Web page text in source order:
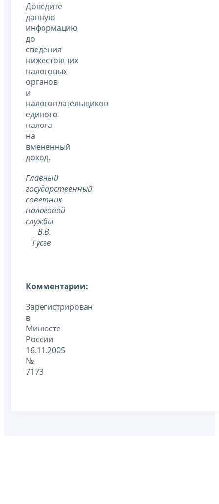
Доведите
данную
информацию
до
сведения
нижестоящих
налоговых
органов
и
налогоплательщиков
единого
налога
на
вмененный
доход.
Главный
государственный
советник
налоговой
службы
В.В.
Гусев
Комментарии:
Зарегистрирован
в
Минюсте
России
16.11.2005
№
7173